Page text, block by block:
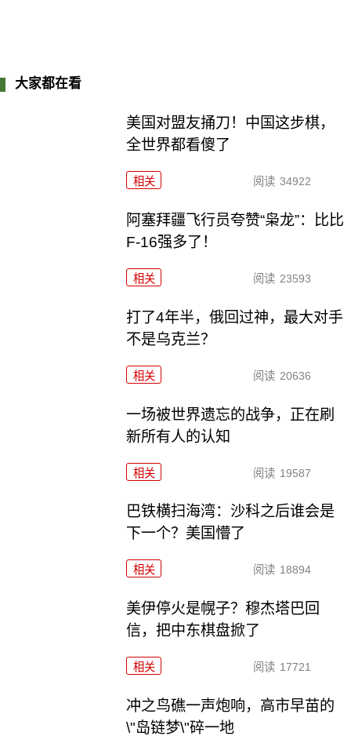
大家都在看
美国对盟友捅刀！中国这步棋，
全世界都看傻了
相关 阅读 34922
阿塞拜疆飞行员夸赞“枭龙”：比比
F-16强多了！
相关 阅读 23593
打了4年半，俄回过神，最大对手
不是乌克兰？
相关 阅读 20636
一场被世界遗忘的战争，正在刷
新所有人的认知
相关 阅读 19587
巴铁横扫海湾：沙科之后谁会是
下一个？美国懵了
相关 阅读 18894
美伊停火是幌子？穆杰塔巴回
信，把中东棋盘掀了
相关 阅读 17721
冲之鸟礁一声炮响，高市早苗的
\"岛链梦\"碎一地